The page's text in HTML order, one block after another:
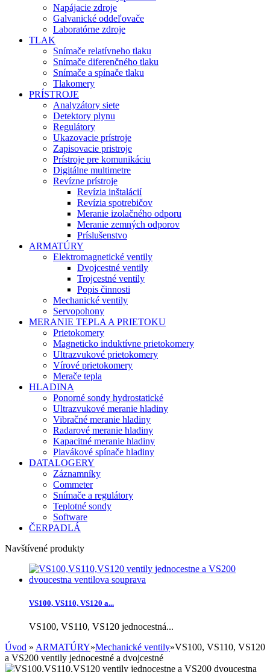
Napájacie zdroje
Galvanické oddeľovače
Laboratórne zdroje
TLAK
Snímače relatívneho tlaku
Snímače diferenčného tlaku
Snímače a spínače tlaku
Tlakomery
PRÍSTROJE
Analyzátory siete
Detektory plynu
Regulátory
Ukazovacie prístroje
Zapisovacie pristroje
Prístroje pre komunikáciu
Digitálne multimetre
Revízne prístroje
Revízia inštalácií
Revízia spotrebičov
Meranie izolačného odporu
Meranie zemných odporov
Príslušenstvo
ARMATÚRY
Elektromagnetické ventily
Dvojcestné ventily
Trojcestné ventily
Popis činnosti
Mechanické ventily
Servopohony
MERANIE TEPLA A PRIETOKU
Prietokomery
Magneticko induktívne prietokomery
Ultrazvukové prietokomery
Vírové prietokomery
Merače tepla
HLADINA
Ponorné sondy hydrostatické
Ultrazvukové meranie hladiny
Vibračné meranie hladiny
Radarové meranie hladiny
Kapacitné meranie hladiny
Plavákové spínače hladiny
DATALOGERY
Záznamníky
Commeter
Snímače a regulátory
Teplotné sondy
Software
ČERPADLÁ
Navštívené produkty
VS100, VS110, VS120 a...
VS100, VS110, VS120 jednocestná...
Úvod » ARMATÚRY»Mechanické ventily»VS100, VS110, VS120
a VS200 ventily jednocestné a dvojcestné